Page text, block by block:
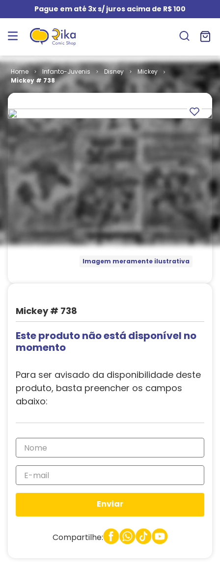
Pague em até 3x s/ juros acima de R$ 100
Infanto-Juvenis Disney
Mickey
Mickey # 738
Imagem meramente ilustrativa
Mickey # 738
Este produto não está disponível no
momento
Para ser avisado da disponibilidade deste
produto, basta preencher os campos
abaixo:
Enviar
Compartilhe: